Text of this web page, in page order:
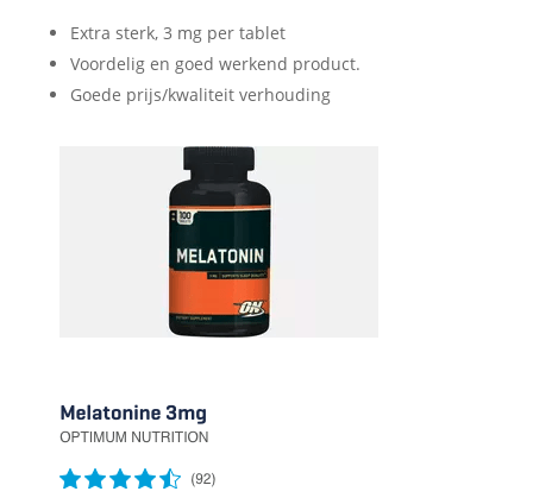
Extra sterk, 3 mg per tablet
Voordelig en goed werkend product.
Goede prijs/kwaliteit verhouding